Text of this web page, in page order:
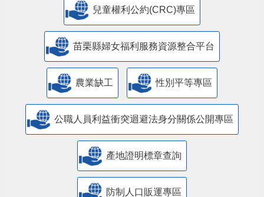
兒童權利公約(CRC)專區
苗栗縣婦女福利服務資源整合平台
農業缺工 性別平等專區
公職人員利益衝突迴避法身分關係公開專區
產地證明標章查詢
防制人口販運專區